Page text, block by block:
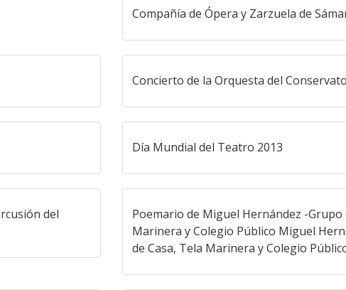
Compañía de Ópera y Zarzuela de
Concierto de la Orquesta del
Día Mundial del Teatro 2013
del
Poemario de Miguel Hernández -Grupo
Marinera y Colegio Público Miguel
de Casa, Tela Marinera y Colegio